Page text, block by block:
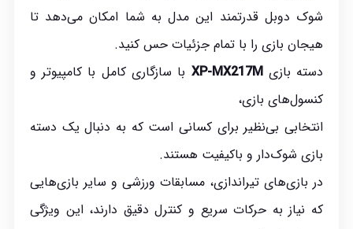
شوک دوبل قدرتمند این مدل به شما امکان می‌دهد تا
هیجان بازی را با تمام جزئیات حس کنید.
دسته بازیXP-MX217M با سازگاری کامل با کامپیوتر و
کنسول‌های بازی،
انتخابی بی‌نظیر برای کسانی است که به دنبال یک دسته
بازی شوک‌دار و باکیفیت هستند.
در بازی‌های تیراندازی، مسابقات ورزشی و سایر بازی‌هایی
که نیاز به حرکات سریع و کنترل دقیق دارند، این ویژگی